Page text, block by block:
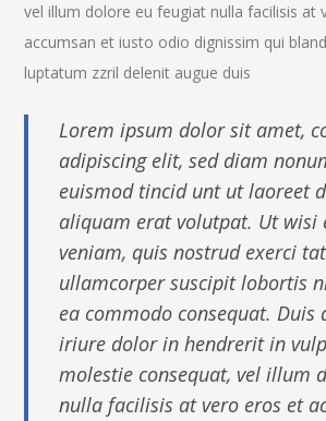
vel illum dolore eu feugiat nulla facilisis at
accumsan et iusto odio dignissim qui
luptatum zzril delenit augue duis
Lorem ipsum dolor sit amet,
adipiscing elit, sed diam
euismod tincid unt ut laoreet
aliquam erat volutpat. Ut wisi
veniam, quis nostrud exerci
ullamcorper suscipit lobortis
ea commodo consequat. Duis
iriure dolor in hendrerit in
molestie consequat, vel illum
nulla facilisis at vero eros et